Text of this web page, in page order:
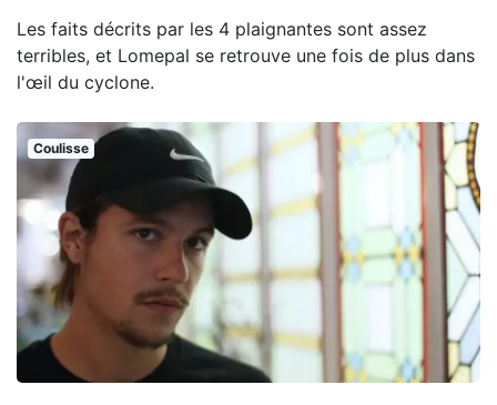
Les faits décrits par les 4 plaignantes sont assez
terribles, et Lomepal se retrouve une fois de plus dans
l'œil du cyclone.
Coulisse